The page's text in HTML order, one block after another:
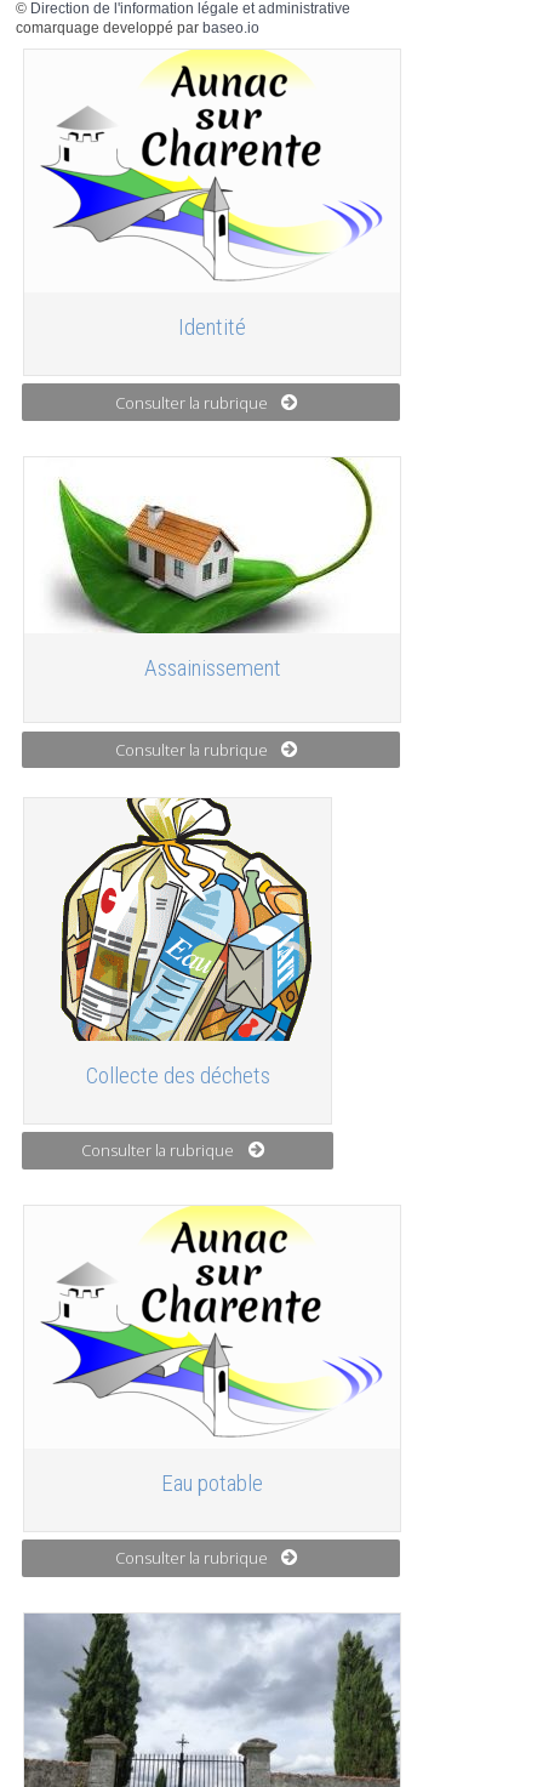
© Direction de l'information légale et administrative
comarquage developpé par baseo.io
Identité
Consulter la rubrique
Assainissement
Consulter la rubrique
Collecte des déchets
Consulter la rubrique
Eau potable
Consulter la rubrique